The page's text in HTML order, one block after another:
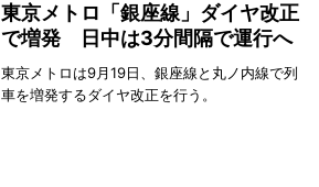
東京メトロ「銀座線」ダイヤ改正
で増発 日中は3分間隔で運行へ
東京メトロは9月19日、銀座線と丸ノ内線で列
車を増発するダイヤ改正を行う。